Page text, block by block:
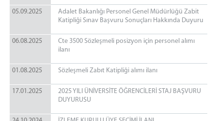
05.09.2025
Adalet Bakanlığı Personel Genel Müdürlüğü Zabit
Katipliği Sınav Başvuru Sonuçları Hakkında Duyuru
06.08.2025
Cte 3500 Sözleşmeli posizyon için personel alımı
ilanı
01.08.2025 Sözleşmeli Zabıt Katipliği alımı ilanı
17.01.2025
2025 YILI ÜNİVERSİTE ÖĞRENCİLERİ STAJ BAŞVURU
DUYURUSU